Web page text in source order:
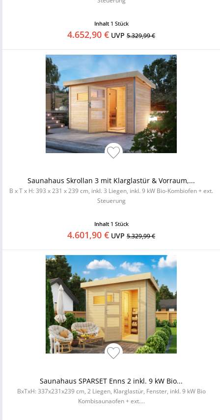
Inhalt 1 Stück
4.652,90 € UVP 5.329,99 €
Saunahaus Skrollan 3 mit Klarglastür & Vorraum,...
B x T x H: 393 x 231 x 239 cm, inkl. 3 Liegen, inkl. 9 kW Bio-Kombiofen + ext.
Steuerung
Inhalt 1 Stück
4.601,90 € UVP 5.329,99 €
Saunahaus SPARSET Enns 2 inkl. 9 kW Bio...
BxTxH: 337x231x239 cm, 2 Liegen, Klarglastür, Fenster, inkl. 9 kW Bio
Kombisaunaofen + ext....